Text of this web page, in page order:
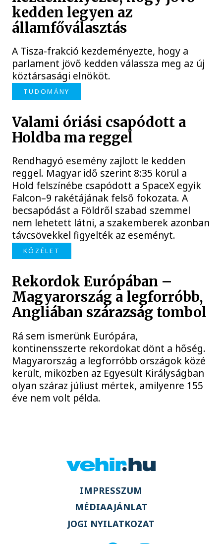
kedden legyen az
államfőválasztás
A Tisza-frakció kezdeményezte, hogy a
parlament jövő kedden válassza meg az új
köztársasági elnököt.
TUDOMÁNY
Valami óriási csapódott a
Holdba ma reggel
Rendhagyó esemény zajlott le kedden
reggel. Magyar idő szerint 8:35 körül a
Hold felszínébe csapódott a SpaceX egyik
Falcon–9 rakétájának felső fokozata. A
becsapódást a Földről szabad szemmel
nem lehetett látni, a szakemberek azonban
távcsövekkel figyelték az eseményt.
KÖZÉLET
Rekordok Európában –
Magyarország a legforróbb,
Angliában szárazság tombol
Rá sem ismerünk Európára,
kontinensszerte rekordokat dönt a hőség.
Magyarország a legforróbb országok közé
került, miközben az Egyesült Királyságban
olyan száraz júliust mértek, amilyenre 155
éve nem volt példa.
IMPRESSZUM
MÉDIAAJÁNLAT
JOGI NYILATKOZAT